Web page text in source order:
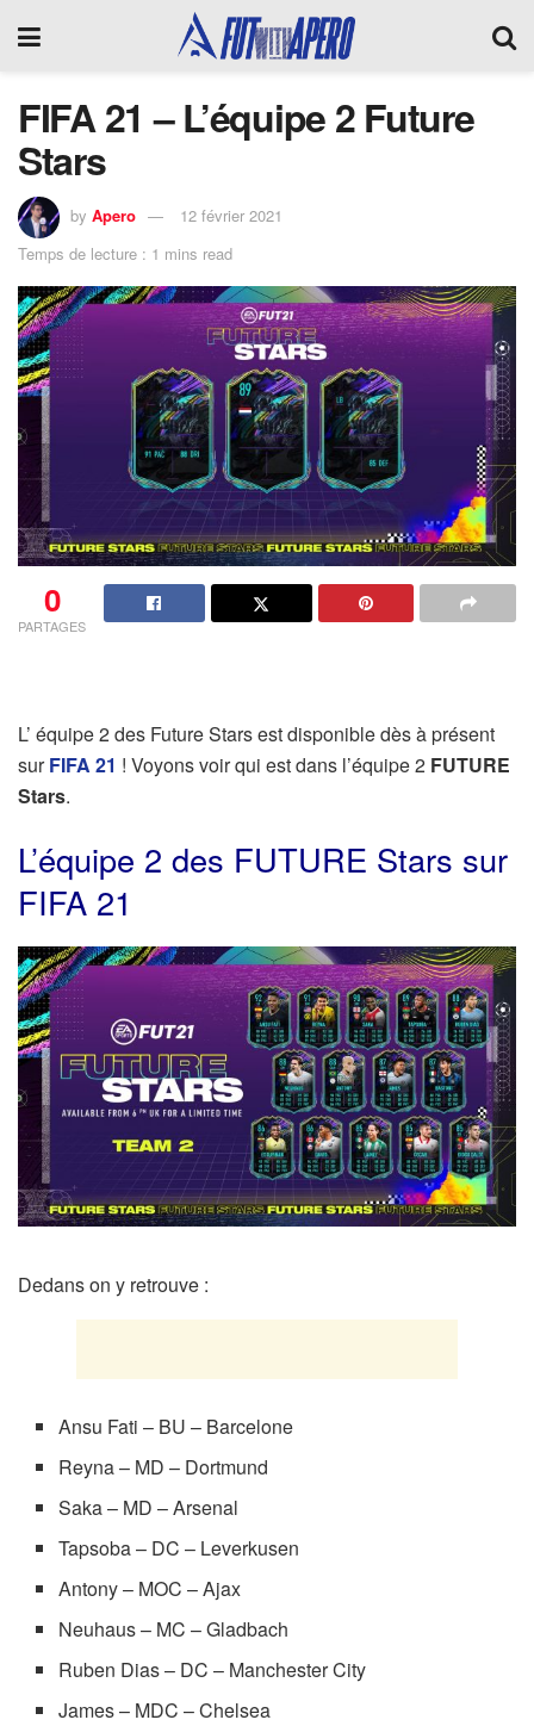
FIFA 21 – L’équipe 2 Future
Stars
by Apero
12 février 2021
Temps de lecture : 1 mins read
0
PARTAGES
L’ équipe 2 des Future Stars est disponible dès à présent
surFIFA 21 ! Voyons voir qui est dans l’équipe 2 FUTURE
Stars.
L’équipe 2 des FUTURE Stars sur
FIFA 21
Dedans on y retrouve :
Ansu Fati – BU – Barcelone
Reyna – MD – Dortmund
Saka – MD – Arsenal
Tapsoba – DC – Leverkusen
Antony – MOC – Ajax
Neuhaus – MC – Gladbach
Ruben Dias – DC – Manchester City
James – MDC – Chelsea